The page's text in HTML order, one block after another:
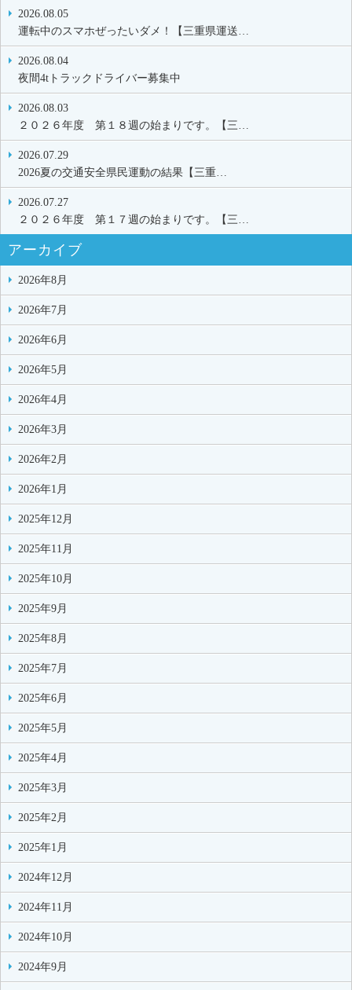
2026.08.05
運転中のスマホぜったいダメ！【三重県運送…
2026.08.04
夜間4tトラックドライバー募集中
2026.08.03
２０２６年度 第１８週の始まりです。【三…
2026.07.29
2026夏の交通安全県民運動の結果【三重…
2026.07.27
２０２６年度 第１７週の始まりです。【三…
アーカイブ
2026年8月
2026年7月
2026年6月
2026年5月
2026年4月
2026年3月
2026年2月
2026年1月
2025年12月
2025年11月
2025年10月
2025年9月
2025年8月
2025年7月
2025年6月
2025年5月
2025年4月
2025年3月
2025年2月
2025年1月
2024年12月
2024年11月
2024年10月
2024年9月